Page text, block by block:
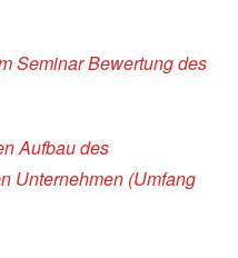
Seminar Bewertung des
Aufbau des
Unternehmen (Umfang